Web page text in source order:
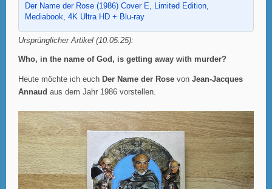
Der Name der Rose (1986) Cover E, Limited Edition,
Mediabook, 4K Ultra HD + Blu-ray
Ursprünglicher Artikel (10.05.25):
Who, in the name of God, is getting away with murder?
Heute möchte ich euch Der Name der Rose von Jean-Jacques
Annaud aus dem Jahr 1986 vorstellen.